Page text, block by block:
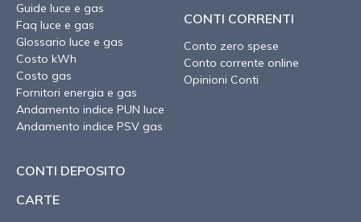
Guide luce e gas
Faq luce e gas
Glossario luce e gas
Costo kWh
Costo gas
Fornitori energia e gas
Andamento indice PUN luce
Andamento indice PSV gas
CONTI CORRENTI
Conto zero spese
Conto corrente online
Opinioni Conti
CONTI DEPOSITO
CARTE